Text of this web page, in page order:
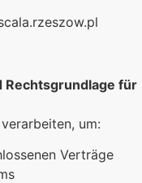
Rechtsgrundlage für
um:
Verträge